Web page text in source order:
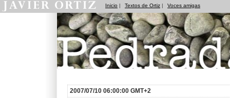
Inicio | Textos de Ortiz | Voces amigas
2007/07/10 06:00:00 GMT+2